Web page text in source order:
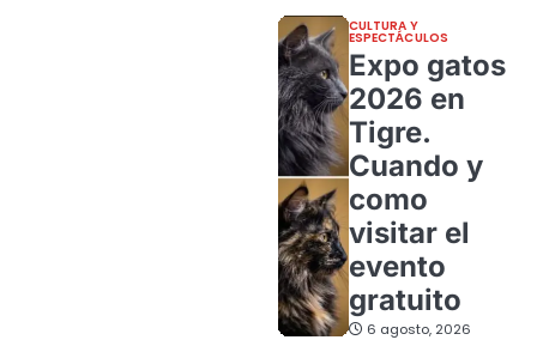
CULTURA Y
ESPECTÁCULOS
Expo gatos
2026 en
Tigre.
Cuando y
como
visitar el
evento
gratuito
6 agosto, 2026